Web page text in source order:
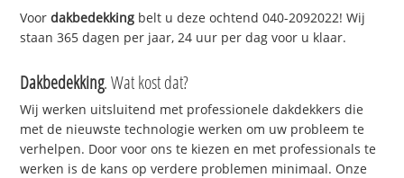
Voordakbedekking belt u deze ochtend 040-2092022! Wij
staan 365 dagen per jaar, 24 uur per dag voor u klaar.
Dakbedekking. Wat kost dat?
Wij werken uitsluitend met professionele dakdekkers die
met de nieuwste technologie werken om uw probleem te
verhelpen. Door voor ons te kiezen en met professionals te
werken is de kans op verdere problemen minimaal. Onze